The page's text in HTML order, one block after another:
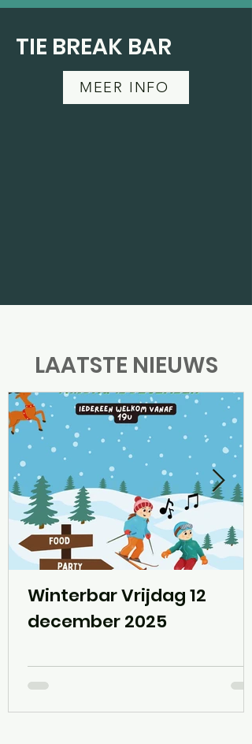
TIE BREAK BAR
MEER INFO
LAATSTE NIEUWS
Winterbar Vrijdag 12
december 2025